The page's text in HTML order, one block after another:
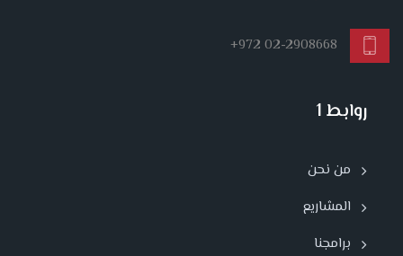
+972 02-2908668
روابط 1
من نحن
المشاريع
برامجنا